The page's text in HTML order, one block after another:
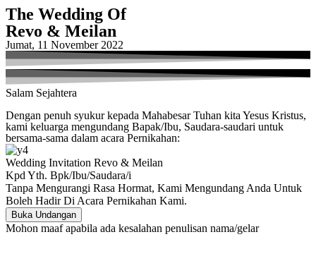
The Wedding Of
Revo & Meilan
Jumat, 11 November 2022
Salam Sejahtera
Dengan penuh syukur kepada Mahabesar Tuhan kita Yesus Kristus,
kami keluarga mengundang Bapak/Ibu, Saudara-saudari untuk
bersama-sama dalam acara Pernikahan:
Wedding Invitation Revo & Meilan
Kpd Yth. Bpk/Ibu/Saudara/i
Tanpa Mengurangi Rasa Hormat, Kami Mengundang Anda Untuk
Boleh Hadir Di Acara Pernikahan Kami.
Buka Undangan
Mohon maaf apabila ada kesalahan penulisan nama/gelar